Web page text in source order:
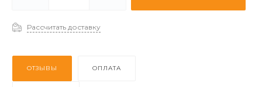
Рассчитать доставку
ОТЗЫВЫ ОПЛАТА